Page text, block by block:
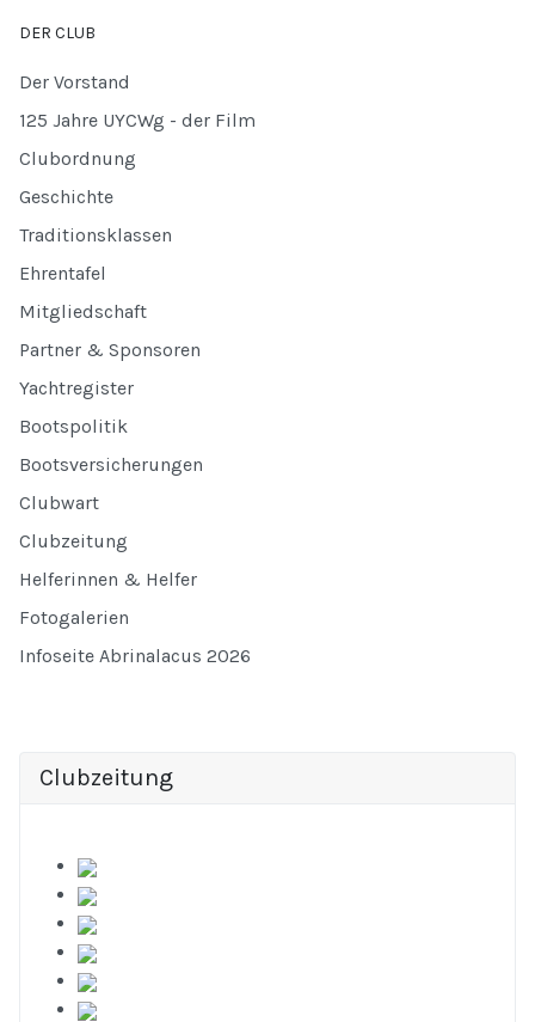
DER CLUB
Der Vorstand
125 Jahre UYCWg - der Film
Clubordnung
Geschichte
Traditionsklassen
Ehrentafel
Mitgliedschaft
Partner & Sponsoren
Yachtregister
Bootspolitik
Bootsversicherungen
Clubwart
Clubzeitung
Helferinnen & Helfer
Fotogalerien
Infoseite Abrinalacus 2026
Clubzeitung